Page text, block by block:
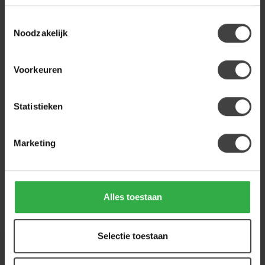
Noodzakelijk
Voorkeuren
Statistieken
Marketing
Alles toestaan
Selectie toestaan
Benoa Salontafel Yana rond
60 cm
179,00
Heb je een vraag over dit product?
gerust contact op met onze klantenservice
+31 224 850